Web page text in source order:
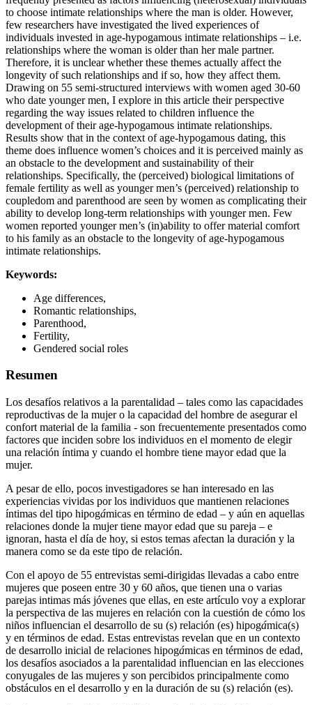
to choose intimate relationships where the man is older. However,
few researchers have investigated the lived experiences of
individuals invested in age-hypogamous intimate relationships – i.e.
relationships where the woman is older than her male partner.
Therefore, it is unclear whether these themes actually affect the
longevity of such relationships and if so, how they affect them.
Drawing on 55 semi-structured interviews with women aged 30-60
who date younger men, I explore in this article their perspective
regarding the way issues related to children influence the
development of their age-hypogamous intimate relationships.
Results show that in the context of age-hypogamous dating, this
theme does influence women’s choices and it is perceived mainly as
an obstacle to the development and sustainability of their
relationships. Specifically, the (perceived) biological limitations of
female fertility as well as younger men’s (perceived) relationship to
coupledom and parenthood are seen by women as complicating their
ability to develop long-term relationships with younger men. Few
women reported younger men’s (in)ability to offer material comfort
to his family as an obstacle to the longevity of age-hypogamous
intimate relationships.
Keywords:
Age differences,
Romantic relationships,
Parenthood,
Fertility,
Gendered social roles
Resumen
Los desafíos relativos a la parentalidad – tales como las capacidades
reproductivas de la mujer o la capacidad del hombre de asegurar el
confort material de la familia - son frecuentemente presentados como
factores que inciden sobre los individuos en el momento de elegir
una relación íntima y cuando el hombre tiene mayor edad que la
mujer.
A pesar de ello, pocos investigadores se han interesado en las
experiencias vividas por los individuos que mantienen relaciones
íntimas del tipo hipogámicas en término de edad – y aún en aquellas
relaciones donde la mujer tiene mayor edad que su pareja – e
ignoran, hasta el día de hoy, si estos temas afectan la duración y la
manera como se da este tipo de relación.
Con el apoyo de 55 entrevistas semi-dirigidas llevadas a cabo entre
mujeres que poseen entre 30 y 60 años, que tienen una o varias
parejas intimas más jóvenes que ellas, en este artículo voy a explorar
la perspectiva de las mujeres en relación con la cuestión de cómo los
niños influencian el desarrollo de su (s) relación (es) hipogámica(s)
y en términos de edad. Estas entrevistas revelan que en un contexto
de desarrollo inicial de relaciones hipogámicas en términos de edad,
los desafíos asociados a la parentalidad influencian en las elecciones
conyugales de las mujeres y son percibidos principalmente como
obstáculos en el desarrollo y en la duración de su (s) relación (es).